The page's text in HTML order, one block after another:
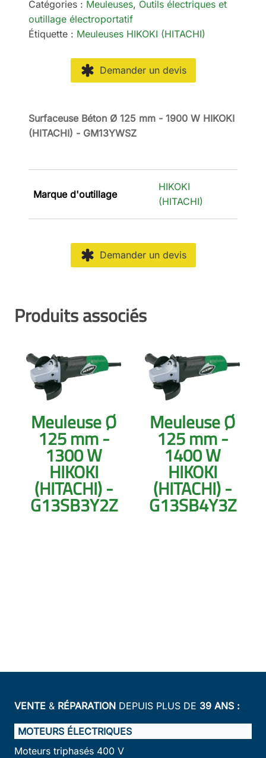
Catégories : Meuleuses, Outils électriques et
outillage électroportatif
Étiquette : Meuleuses HIKOKI (HITACHI)
Demander un devis
Surfaceuse Béton Ø 125 mm - 1900 W HIKOKI
(HITACHI) - GM13YWSZ
Marque d'outillage
HIKOKI
(HITACHI)
Demander un devis
Produits associés
Meuleuse Ø
125 mm -
1300 W
HIKOKI
(HITACHI) -
G13SB3Y2Z
Meuleuse Ø
125 mm -
1400 W
HIKOKI
(HITACHI) -
G13SB4Y3Z
VENTE & RÉPARATION DEPUIS PLUS DE 39 ANS :
MOTEURS ÉLECTRIQUES
Moteurs triphasés 400 V